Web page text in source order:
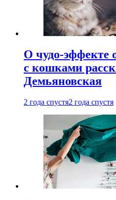
О чудо-эффекте
с кошками
Демьяновская
2 года спустя2 года спустя